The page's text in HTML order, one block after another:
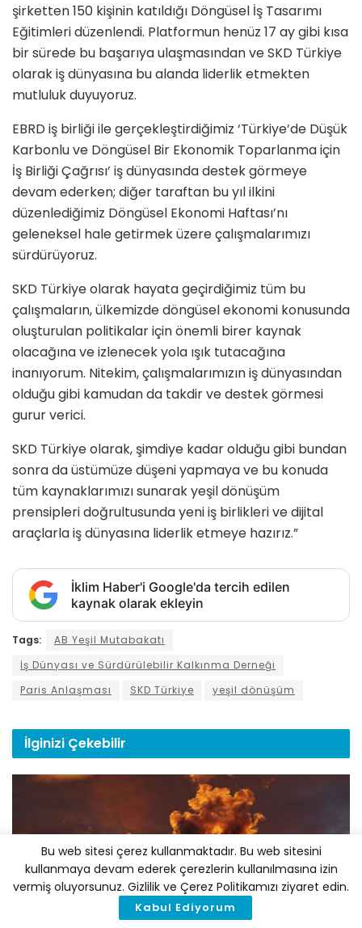
şirketten 150 kişinin katıldığı Döngüsel İş Tasarımı
Eğitimleri düzenlendi. Platformun henüz 17 ay gibi kısa
bir sürede bu başarıya ulaşmasından ve SKD Türkiye
olarak iş dünyasına bu alanda liderlik etmekten
mutluluk duyuyoruz.
EBRD iş birliği ile gerçekleştirdiğimiz ‘Türkiye’de Düşük
Karbonlu ve Döngüsel Bir Ekonomik Toparlanma için
İş Birliği Çağrısı’ iş dünyasında destek görmeye
devam ederken; diğer taraftan bu yıl ilkini
düzenlediğimiz Döngüsel Ekonomi Haftası’nı
geleneksel hale getirmek üzere çalışmalarımızı
sürdürüyoruz.
SKD Türkiye olarak hayata geçirdiğimiz tüm bu
çalışmaların, ülkemizde döngüsel ekonomi konusunda
oluşturulan politikalar için önemli birer kaynak
olacağına ve izlenecek yola ışık tutacağına
inanıyorum. Nitekim, çalışmalarımızın iş dünyasından
olduğu gibi kamudan da takdir ve destek görmesi
gurur verici.
SKD Türkiye olarak, şimdiye kadar olduğu gibi bundan
sonra da üstümüze düşeni yapmaya ve bu konuda
tüm kaynaklarımızı sunarak yeşil dönüşüm
prensipleri doğrultusunda yeni iş birlikleri ve dijital
araçlarla iş dünyasına liderlik etmeye hazırız.”
İklim Haber'i Google'da tercih edilen
kaynak olarak ekleyin
Tags:
AB Yeşil Mutabakatı
İş Dünyası ve Sürdürülebilir Kalkınma Derneği
Paris Anlaşması
SKD Türkiye yeşil dönüşüm
İlginizi Çekebilir
Bu web sitesi çerez kullanmaktadır. Bu web sitesini
kullanmaya devam ederek çerezlerin kullanılmasına izin
vermiş oluyorsunuz. Gizlilik ve Çerez Politikamızı ziyaret edin.
Kabul Ediyorum